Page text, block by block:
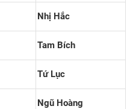
Nhị Hắc
Tam Bích
Tứ Lục
Ngũ Hoàng